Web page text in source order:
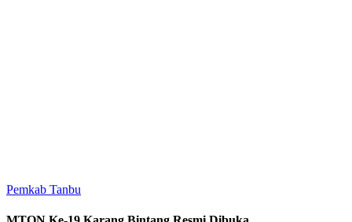
Pemkab Tanbu